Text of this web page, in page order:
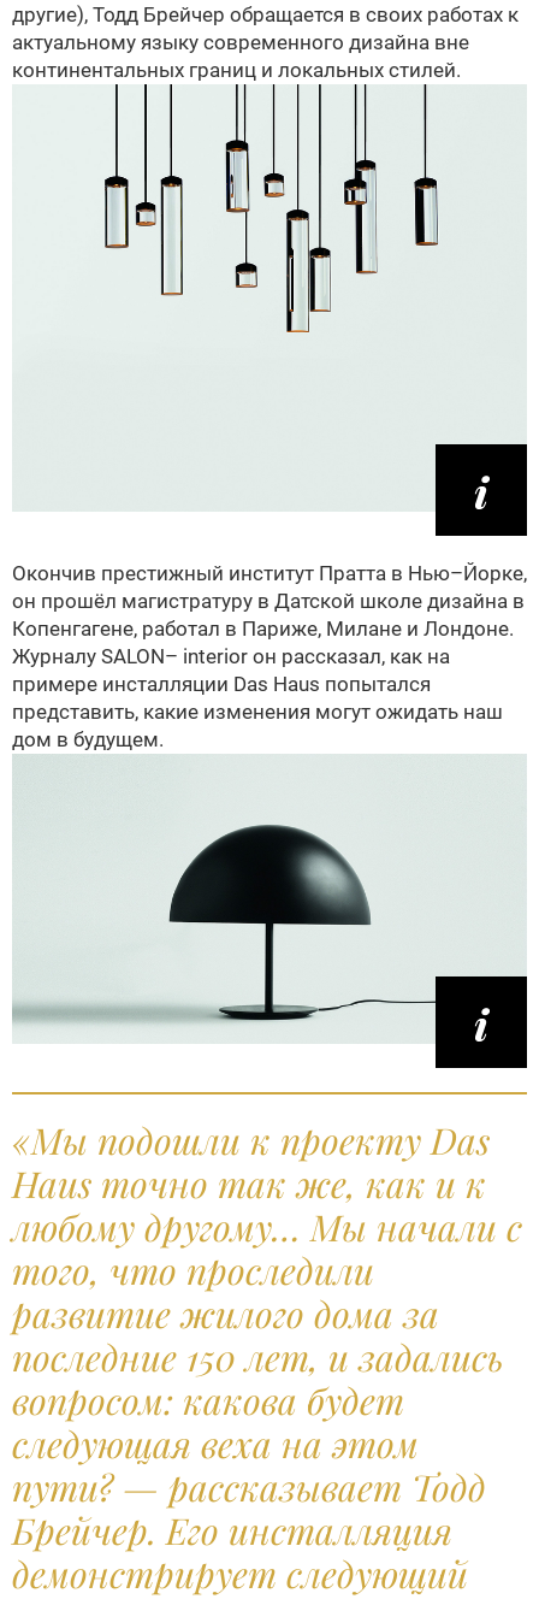
другие), Тодд Брейчер обращается в своих работах к
актуальному языку современного дизайна вне
континентальных границ и локальных стилей.
Окончив престижный институт Пратта в Нью–Йорке,
он прошёл магистратуру в Датской школе дизайна в
Копенгагене, работал в Париже, Милане и Лондоне.
Журналу SALON– interior он рассказал, как на
примере инсталляции Das Haus попытался
представить, какие изменения могут ожидать наш
дом в будущем.
«Мы подошли к проекту Das
Haus точно так же, как и к
любому другому… Мы начали с
того, что проследили
развитие жилого дома за
последние 150 лет, и задались
вопросом: какова будет
следующая веха на этом
пути? — рассказывает Тодд
Брейчер. Его инсталляция
демонстрирует следующий